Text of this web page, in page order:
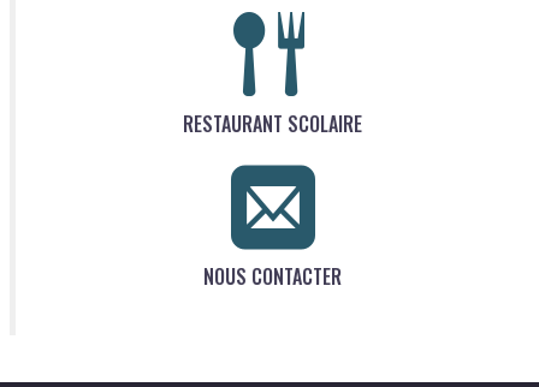
RESTAURANT SCOLAIRE
NOUS CONTACTER